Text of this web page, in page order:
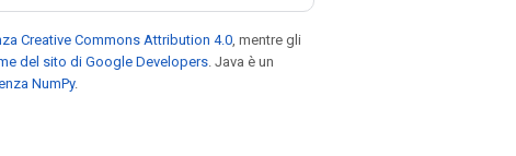
Creative Commons Attribution 4.0 , mentre gli
del sito di Google Developers . Java è un
NumPy.